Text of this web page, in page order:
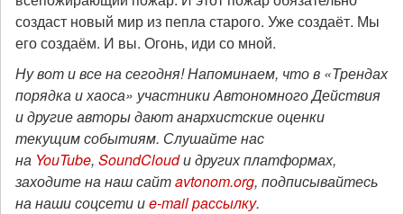
создаст новый мир из пепла старого. Уже создаёт. Мы
его создаём. И вы. Огонь, иди со мной.
Ну вот и все на сегодня! Напоминаем, что в «Трендах
порядка и хаоса» участники Автономного Действия
и другие авторы дают анархистские оценки
текущим событиям. Слушайте нас
на YouTube, SoundCloudи других платформах,
заходите на наш сайтavtonom.org, подписывайтесь
на наши соцсети иe-mail рассылку.